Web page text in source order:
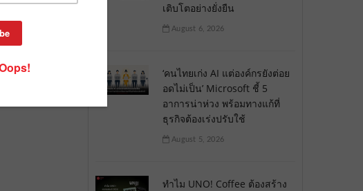
เติบโตอย่างยั่งยืน
August 6, 2026
‘คนไทยเก่ง AI แต่องค์กรยังต่อย
อดไม่เป็น’ Microsoft ชี้ 5
อาการน่าห่วง พร้อมทางแก้ที่
ธุรกิจต้องเร่งปรับใช้
August 5, 2026
ทำไม UNO! Coffee ต้องสร้าง